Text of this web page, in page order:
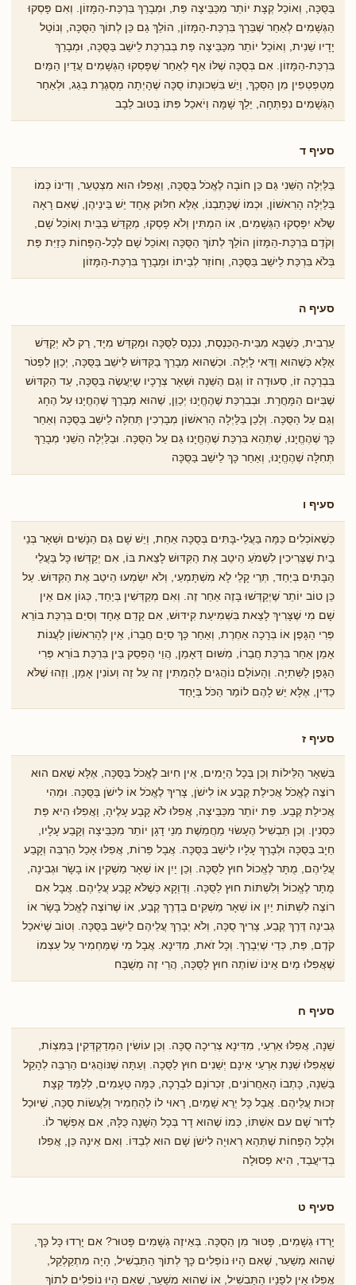
בַּסֻּכָּה, וְאוֹכֵל קְצָת יוֹתֵר מִכַּבֵּיצָה פַּת, וּמְבָרֵךְ בִּרְכַּת-הַמָּזוֹן. וְאִם פָּסְקוּ
הַגְּשָׁמִים לְאַחַר שֶׁבֵּרַךְ בִּרְכַּת-הַמָּזוֹן, הוֹלֵךְ גַם כֵּן לְתוֹךְ הַסֻּכָּה, וְנוֹטֵל
יָדָיו שֵׁנִית, וְאוֹכֵל יוֹתֵר מִכַּבֵּיצָה פַּת בְּבִרְכַּת לֵישֵׁב בַּסֻּכָּה, וּמְבָרֵךְ
בִּרְכַּת-הַמָּזוֹן. אִם בְּסֻכָּה שֶׁלּוֹ אַף לְאַחַר ֹשֶפָּסְקוּ הַגְּשָׁמִים עֲדַיִן הַמַּיִם
מְטַפְטְפִין מִן הַסְּכָךְ, וְיֵשׁ בִּשְׁכוּנָתוֹ סֻכָּה שֶׁהָיְתָה מְסֻגֶרֶת בְּגַג, וּלְאַחַר
הַגְּשָׁמִים נִפְתְּחָה, יֵלֵךְ שָׁמָּה וְיֹאכַל פִּתּוֹ בְּטוּב לֵבָב
סעיף ד
בַּלַּיְלָה הַשֵּׁנִי גַּם כֵּן חוֹבָה לֶאֱכֹל בַּסֻּכָּה, וַאֲפִלּוּ הוּא מִצְטַעֵר, וְדִינוֹ כְּמוֹ
בַּלַיְלָה הָרִאשׁוֹן, וּכְמוֹ שֶׁכָּתַבְנוֹ, אֶלָּא חִלּוּק אֶחָד יֵשׁ בֵּינֵיהֶן, שֶׁאִם רָאָה
שֶלֹּא יִפָּסְקוּ הַגְּשָׁמִים, אוֹ הִמְתִּין וְלֹא פָסְקוּ, מְקַדֵּשׁ בַּבַּיִת וְאוֹכֵל ֹשָם,
וְקֹדֶם בִּרְכַּת-הַמָּזוֹן הוֹלֵךְ לְתוֹךְ הַסֻּכָּה וְאוֹכֵל שָׁם לְכָל-הַפָּחוֹת כַּזַיִּת פַּת
בְּלֹֹא בִּרְכַּת לֵישֵׁב בַּסֻּכָּה, וְחוֹזֵר לְבֵיתוֹ וּמְבָרֵךְ בִּרְכַּת-הַמָּזוֹן
סעיף ה
עַרְבִית, כְּשֶׁבָּא מִבֵּית-הַכְּנֶסֶת, נִכְנָס לַסֻּכָּה וּמְקַדֵּשׁ מִיָּד, רַק לֹא יְקַדֵּשׁ
אֶלָּא כְּשֶׁהוּא וַדַּאי לָיְלָה. וּכְשֶׁהוּא מְבָרֵךְ בַקִּדּוּשׁ לֵישֵׁב בַּסֻּכָּה, יְכַוֵּן לִפְטֹר
בִּבְרָכָה זוֹ, סְעוּדָה זוֹ וְגַם הַשֵּׁנָה וֹּשְאָר צְרָכָיו שֶיַעֲשֶׂה בַּסֻּכָּה, עַד הַקִדּוֹּש
שֶׁבְּיּום הַמָּחֳרָת. וּבְבִרְכַּת שֶׁהֶחֱיָנוּ יְכַוֵן, שֶׁהוּא מְבָרֵךְ שֶׁהֶחֱיָנוּ עַל הֶחָג
וְגַם עַל הַסֻּכָּה. וְלָכֵן בַּלַּיְלָה הָרִאשׁוֹן מְבָרְכִין תְּחִלָּה לֵישֵׁב בַּסֻּכָּה וְאַחַר
כָּךְ שֶׁהֶחֱיָנוּ, שֶׁתְּהֵא בִּרְכַּת שֶׁהֶחֱיָנוּ גַּם עַל הַסֻּכָּה. וּבַלַּיְלָה הַשֵׁנִי מְבָרֵךְ
תְּחִלָּה שֶׁהֶחֱיָנוּ, וְאַחַר כָּךְ לֵישֵׁב בַּסֻּכָּה
סעיף ו
כְּשֶׁאוֹכְלִים כַּמָּה בַּעֲלֵי-בָּתִּים בְּסֻכָּה אַחַת, וְיֵשׁ שָׁם גַּם הַנָשִׁים וּשְׁאָר בְּנֵי
בַיִת שֶׁצְּרִיכִין לִשְׁמֹעַ הֵיטֵב אֶת הַקִּדּוּשׁ לָצֵאת בּוֹ, אִם יְקַדְּשׁוּ כָּל בַּעֲלֵי
הַבָּתִּים בְּיַחַד, תְּרֵי קָלֵי לָא מִשְׁתָּמְעֵי, וְלֹא יִשְׂמְעוּ הֵיטֵב אֶת הַקִּדּוֹּש. עַל
כֵּן טוֹב יוֹתֵר ֹשֶיְקַדְּשׁוּ בָּזֶה אַחַר זֶה. וְאִם מְקַדְּשִׁין בְּיַחַד, כְּגוֹן אִם אֵין
שָׁם מִי שֶׁצָּרִיךְ לָצֵאת בִּשְׁמִיעַת קִידּוּשׁ, אִם קָדַם אֶחָד וְסִיֵם בִּרְכַּת בּוֹרֵא
פְּרִי הַגָּפֶן אוֹ בְּרָכָה אַחֶרֶת, וְאַחַר כָּךְ סִיֵם חֲבֵרוֹ, אֵין לְהָרִאשׁוֹן לַעֲנוֹת
אָמֵן אַחַר בִּרְכַּת חֲבֵרוֹ, מִֹשּוּם דְּאָמֵן, הֲוֵי הֶפְסֵק בֵּין בִּרְכַּת בּוֹרֵא פְּרִי
הַגָּפֶן לַשְּׁתִיָה. וְהָעוֹלָם נוֹהֲגִים לְהַמְתִּין זֶה עַל זֶה וְעוֹנִין אָמֵן, וְזֶהוּ שֶׁלֹּא
כַדִּין, אֶלָּא יֵשׁ לָהֶם לוֹמַר הַכֹּל בְּיָחַד
סעיף ז
בִּשְׁאָר הַלֵּילוֹת וְכֵן בְּכָל הַיָמִים, אֵין חִיוּב לֶאֱכֹל בַּסֻּכָּה, אֶלָּא שֶׁאִם הוּא
רוֹצֶה לֶאֱכֹל אֲכִילַת קֶבַע אוֹ לִישֹׁן, צָרִיךְ לֶאֱכֹל אוֹ לִישֹׁן בַּסֻּכָּה. וּמַהִי
אֲכִילַת קֶבַע. פַּת יוֹתֵר מִכַּבֵּיצָה, אֲפִלּוּ לֹֹא קָבַע עָלֶיהָ, וַאֲפִלּוּ הִיא פַּת
כִּסְנִין. וְכֵן תַּבְשִׁיל הֶעָשׂוּי מֵחֲמֵשֶׁת מִנֵי דָגָן יוֹתֵר מִכַּבֵּיצָה וְקָבַע עָלָיו,
חַיָב בַּסֻּכָּה וּלְבָרֵךְ עָלָיו לֵישֵׁב בַּסֻּכָּה. אֲבָל פֵּרוֹת, אֲפִלּוּ אָכַל הַרְבֵּה וְקָבַע
עֲלֵיהֶם, מֻתָּר לֶאֱכוֹל חוּץ לַסֻּכָּה. וְכֵן יַיִן אוֹ שְׁאָר מַשְׁקִין אוֹ בָשָׂר וּגְבִינָה,
מֻתָּר לֶאֱכוֹל וְלִשְׁתּוֹת חוּץ לַסֻּכָּה. וְדַוְקָא כְּשֶׁלֹּא קָבַע עֲלֵיהֶם. אֲבָל אִם
רוֹצֶה לִשְׁתּוֹת יַיִן אוֹ שְׁאָר מַשְׁקִים בְּדֶרֶךְ קֶבַע, אוֹ שֶׁרוֹצֶה לֶאֱכֹל בָּשָׂר אוֹ
גְבִינָה דֶּרֶךְ קֶבַע, צָרִיךְ סֻכָּה, וְלֹא יְבָרֵךְ עֲלֵיהֶם לֵישֵׁב בַּסֻּכָּה. וְטוֹב שֶׁיֹאכַל
קֹדֶם, פַּת, כְּדֵי שֶׁיְבָרֵךְ. וְכָל זֹאת, מִדִּינָא. אֲבָל מִי שֶׁמַּחְמִיר עַל עַצְמוֹ
שֶׁאֲפִלוּ מַיִם אֵינוֹ ֹשוֹתֶה חוּץ לַסֻּכָּה, הֲרֵי זֶה מְשֻׁבָּח
סעיף ח
שֵׁנָה, אֲפִלּוּ אַרְעַי, מִדִּינָא צְרִיכָה סֻכָּה. וְכֵן עוֹשִׂין הַמְדַקְדְּקִין בַּמִּצְוֹת,
שֶׁאֲפִלּוּ שְׁנַת אַרְעַי אֵינָם יְשֵׁנִים חוּץ לַסֻּכָה. וְעַתָּה שֶׁנּוֹהֲגִים הַרְבֵּה לְהָקֵל
בַּשֵׁנָה, כָּתְבוֹ הָאַחֲרוֹנִים, זִכְרוֹנָם לִבְרָכָה, כַּמָּה טְעָמִים, לְלַמֵּד קְצָת
זְכוּת עֲלֵיהֶם. אֲבָל כָּל יְרֵא שָׁמַיִם, רָאוּי לוֹ לְהַחְמִיר וְלַעֲשׂוֹת סֻכָּה, שֶׁיוּכַל
לָדוּר ֹשָׁם עִם אִשְׁתּוֹ, כְּמוֹ שֶׁהוּא דָר בְּכָל הַשָּׁנָה כֻּלָּהּ, אִם אֶפְשָׁר לוֹ.
וּלְכָל הַפָּחוֹת שֶׁתְּהֵא רְאוּיָה לִישֹׁן שָׁם הוּא לְבַדּוֹ. וְאִם אֵינָהּ כֵּן, אֲפִלּו
בְדִיעֲבַד, הִיא פְסוּלָה
סעיף ט
יָרְדוּ גְשָׁמִים, פָּטוּר מִן הַסֻכָּה. בְּאֵיזֶה גְשָׁמִים פָּטוּר? אִם יָרְדוּ כָּל כָּךְ,
שֶׁהוּא מְשַׁעֵר, שֶׁאִם הָיוּ נוֹפְלִים כָּךְ לְתוֹךְ הַתַּבְשִׁיל, הָיָה מִתְקַלְקֵל,
אֲפִלּוּ אֵין לְפָנָיו הַתַּבְשִׁיל, אוֹ שֶׁהוּא מְשַׁעֵר, שֶׁאִם הָיוּ נוֹפְלִים לְתוֹךְ